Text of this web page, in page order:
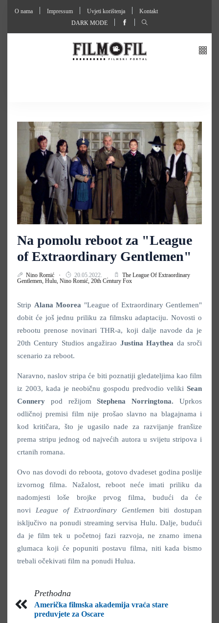
O nama Impressum Uvjeti korištenja
Kontakt
DARK MODE
Na pomolu reboot za "League
of Extraordinary Gentlemen"
Nino Romić 20.05.2022.
The League Of Extraordinary
Gentlemen, Hulu, Nino Romić, 20th Century Fox
Strip Alana Moorea "League of Extraordinary Gentlemen"
dobit će još jednu priliku za filmsku adaptaciju. Novosti o
rebootu prenose novinari THR-a, koji dalje navode da je
20th Century Studios angažirao Justina Haythea da sroči
scenario za reboot.
Naravno, naslov stripa će biti poznatiji gledateljima kao film
iz 2003, kada je neobičnu gospodu predvodio veliki Sean
Connery pod režijomStephena Norringtona.Uprkos
odličnoj premisi film nije prošao slavno na blagajnama i
kod kritičara, što je ugasilo nade za razvijanje franšize
prema stripu jednog od najvećih autora u svijetu stripova i
crtanih romana.
Ovo nas dovodi do reboota, gotovo dvadeset godina poslije
izvornog filma. Nažalost, reboot neće imati priliku da
nadomjesti loše brojke prvog filma, budući da će
novi League of Extraordinary Gentlemen biti dostupan
isključivo na ponudi streaming servisa Hulu. Dalje, budući
da je film tek u početnoj fazi razvoja, ne znamo imena
glumaca koji će popuniti postavu filma, niti kada bismo
trebali očekivati film na ponudi Hulua.
Prethodna
Američka filmska akademija vraća stare
preduvjete za Oscare